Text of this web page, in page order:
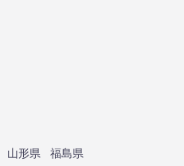
山形県
福島県